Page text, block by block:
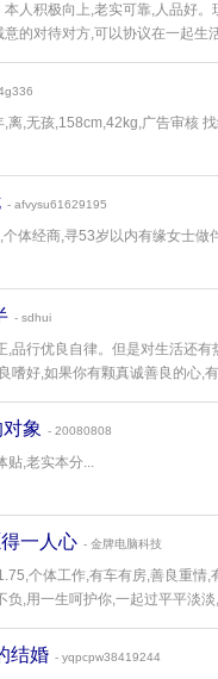
人积极向上,老实可靠,人品好
的对待对方,可以协议在一起生
离,无孩,158cm,42kg,广告审核
- afvysu61629195
体经商,寻53岁以内有缘女士
- sdhui
,品行优良自律。但是对生活还
嗜好,如果你有颗真诚善良的心,
象 - 20080808
贴,老实本分...
一人心 - 金牌电脑科技
个体工作,有车有房,善良重
负,用一生呵护你,一起过平平淡淡
结婚 - yqpcpw38419244